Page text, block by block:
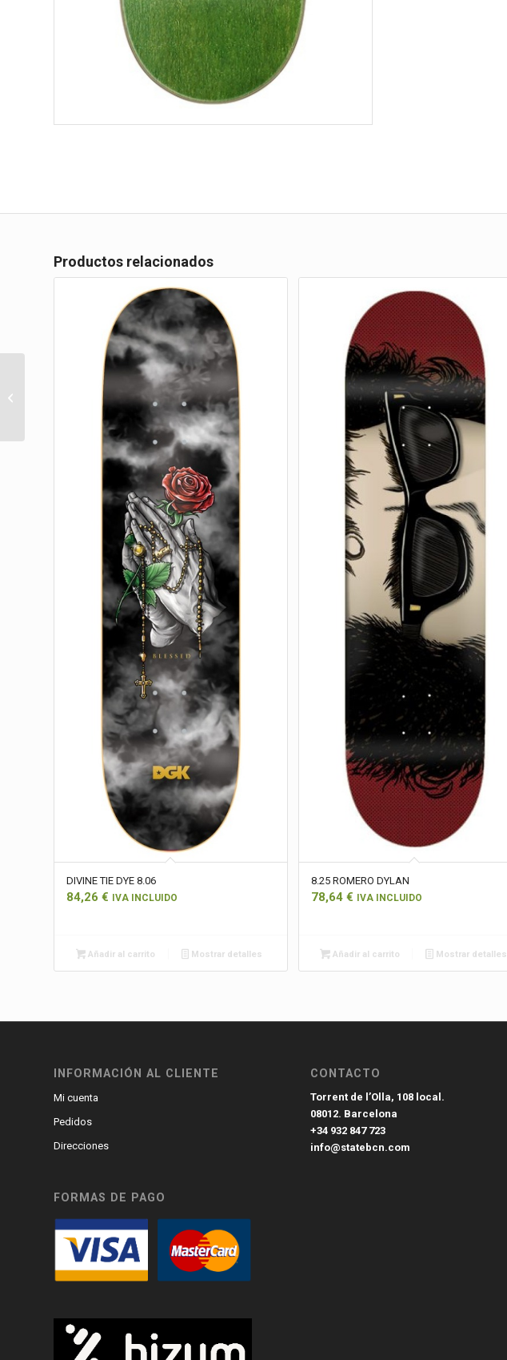
Productos relacionados
DIVINE TIE DYE 8.06
84,26 € IVA INCLUIDO
Añadir al carrito Mostrar detalles
8.25 ROMERO DYLAN
78,64 € IVA INCLUIDO
Añadir al carrito Mostrar detalles
INFORMACIÓN AL CLIENTE
Mi cuenta
Pedidos
Direcciones
FORMAS DE PAGO
CONTACTO
Torrent de l’Olla, 108 local.
08012. Barcelona
+34 932 847 723
info@statebcn.com
Comicbook Relic
Stumps 7 Ply Birch
8.25in X 31.80in Creature